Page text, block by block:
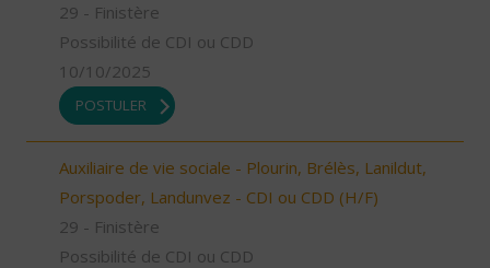
29 - Finistère
Possibilité de CDI ou CDD
10/10/2025
POSTULER
Auxiliaire de vie sociale - Plourin, Brélès, Lanildut,
Porspoder, Landunvez - CDI ou CDD (H/F)
29 - Finistère
Possibilité de CDI ou CDD